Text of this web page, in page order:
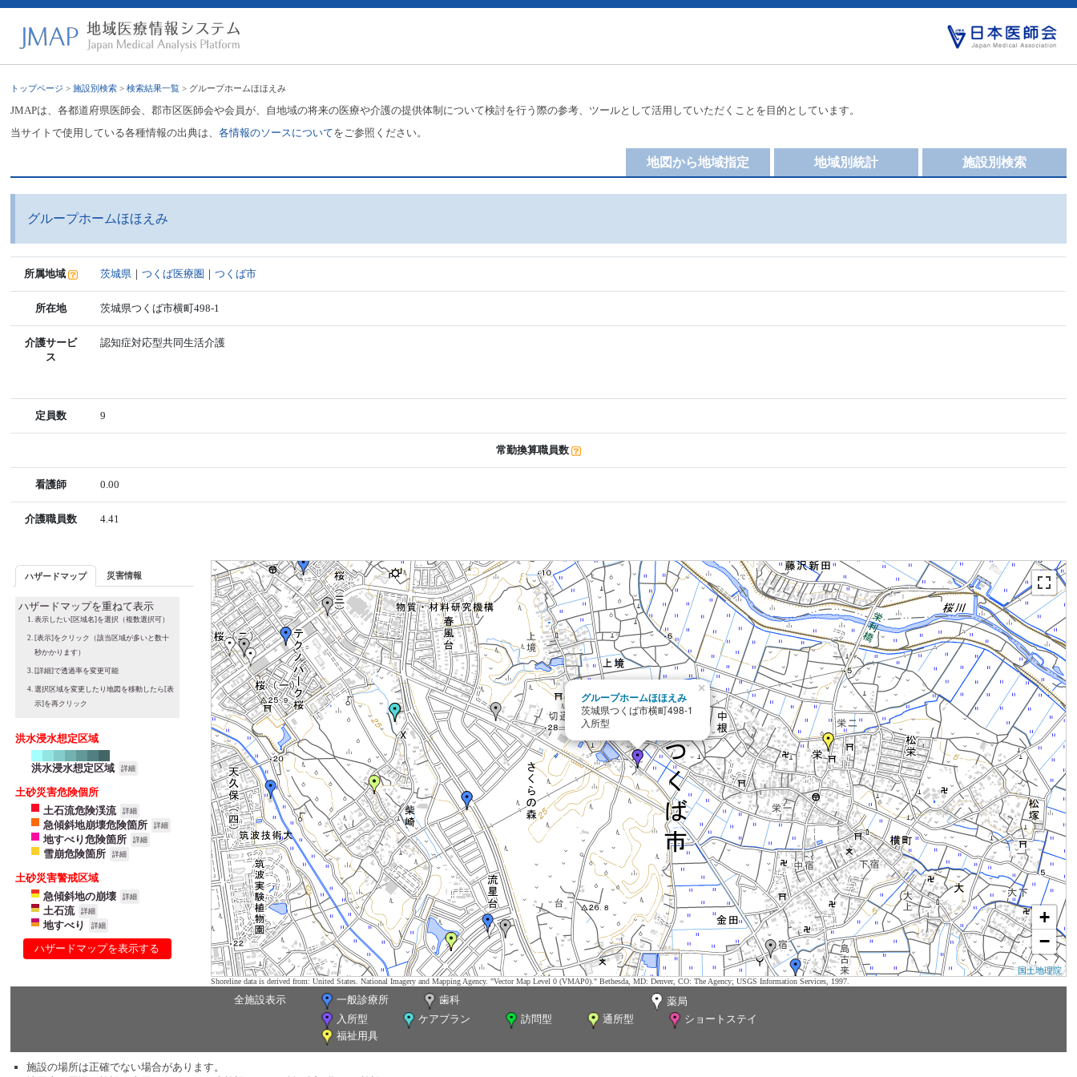
トップページ >施設別検索 >検索結果一覧 > グループホームほほえみ
JMAPは、各都道府県医師会、郡市区医師会や会員が、自地域の将来の医療や介護の提供体制について検討を行う際の参考、ツールとして活用していただくことを目的としています。
当サイトで使用している各種情報の出典は、各情報のソースについてをご参照ください。
施設別検索
地域別統計
地図から地域指定
グループホームほほえみ
所属地域 茨城県 ｜つくば医療圏 ｜つくば市
所在地 茨城県つくば市横町498-1
介護サービ
ス
認知症対応型共同生活介護
定員数 9
常勤換算職員数
看護師 0.00
介護職員数 4.41
ハザードマップ 災害情報
ハザードマップを重ねて表示
表示したい[区域名]を選択（複数選択可）
[表示]をクリック（該当区域が多いと数十
秒かかります）
[詳細]で透過率を変更可能
選択区域を変更したり地図を移動したら[表
示]を再クリック
洪水浸水想定区域
洪水浸水想定区域 詳細
土砂災害危険個所
土石流危険渓流
詳細
急傾斜地崩壊危険箇所 詳細
地すべり危険箇所 詳細
雪崩危険箇所 詳細
土砂災害警戒区域
急傾斜地の崩壊
詳細
土石流 詳細
地すべり 詳細
ハザードマップを表示する
グループホームほほえみ
茨城県つくば市横町498-1
入所型
×
+
−
国土地理院
Shoreline data is derived from: United States. National Imagery and Mapping Agency. "Vector Map Level 0 (VMAP0)." Bethesda, MD: Denver, CO: The Agency; USGS Information Services, 1997.
全施設表示 一般診療所 歯科
薬局
入所型
ケアプラン 訪問型 通所型
ショートステイ
福祉用具
施設の場所は正確でない場合があります。